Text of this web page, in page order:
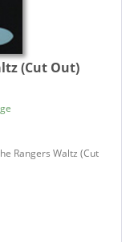
(Cut Out)
Rangers Waltz (Cut